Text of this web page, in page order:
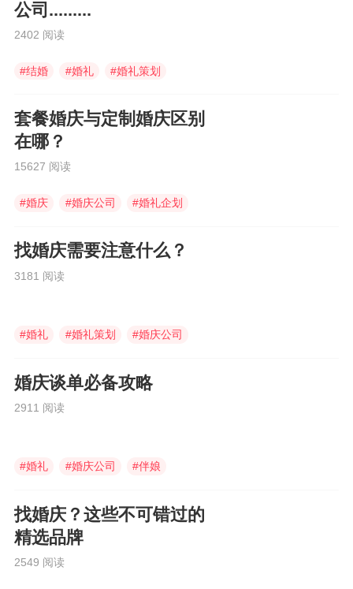
公司.........
2402 阅读
#结婚 #婚礼 #婚礼策划
套餐婚庆与定制婚庆区别
在哪？
15627 阅读
#婚庆 #婚庆公司 #婚礼企划
找婚庆需要注意什么？
3181 阅读
#婚礼 #婚礼策划 #婚庆公司
婚庆谈单必备攻略
2911 阅读
#婚礼 #婚庆公司 #伴娘
找婚庆？这些不可错过的
精选品牌
2549 阅读